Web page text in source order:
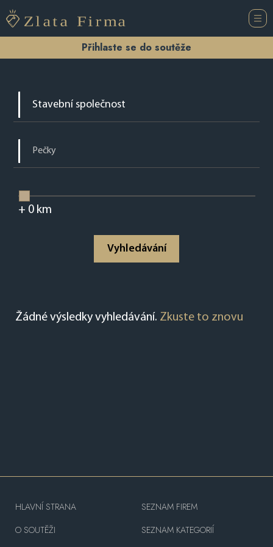
Přihlaste se do soutěže
+ 0km
Vyhledávání
Žádné výsledky vyhledávání. Zkuste to znovu
HLAVNÍ STRANA
O SOUTĚŽI
SEZNAM FIREM
SEZNAM KATEGORIÍ